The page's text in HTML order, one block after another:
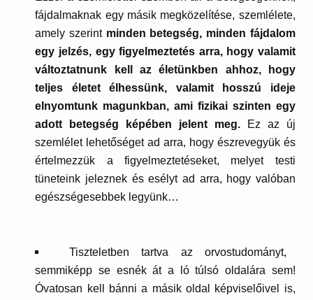
fájdalmaknak egy másik megközelítése, szemlélete,
amely szerint minden betegség, minden fájdalom
egy jelzés, egy figyelmeztetés arra, hogy valamit
változtatnunk kell az életünkben ahhoz, hogy
teljes életet élhessünk, valamit hosszú ideje
elnyomtunk magunkban, ami fizikai szinten egy
adott betegség képében jelent meg. Ez az új
szemlélet lehetőséget ad arra, hogy észrevegyük és
értelmezzük a figyelmeztetéseket, melyet testi
tüneteink jeleznek és esélyt ad arra, hogy valóban
egészségesebbek legyünk…
Tiszteletben tartva az orvostudományt,
semmiképp se esnék át a ló túlsó oldalára sem!
Óvatosan kell bánni a másik oldal képviselőivel is,